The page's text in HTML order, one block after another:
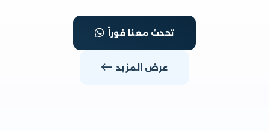
تحدث معنا فوراً
عرض المزيد